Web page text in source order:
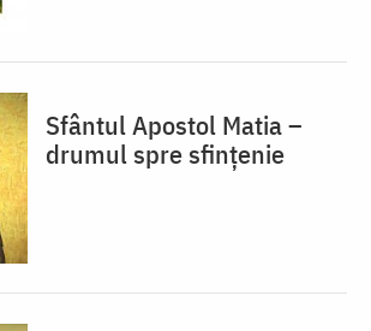
Sfântul Apostol Matia –
drumul spre sfințenie